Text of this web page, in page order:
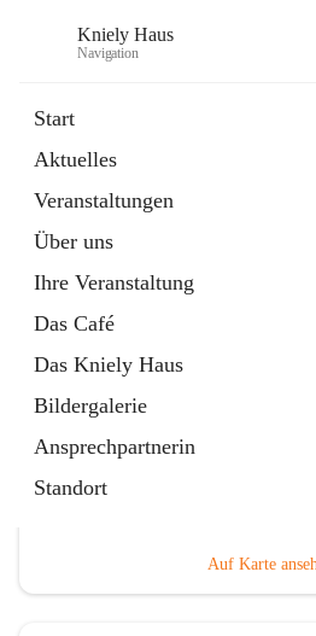
Kniely Haus
Navigation
Start
Aktuelles
Veranstaltungen
Über uns
Ihre Veranstaltung
Das Café
Das Kniely Haus
Bildergalerie
Ansprechpartnerin
Standort
Externe Webseite
in
Tab
Ö-Ticket
Externe Webseite
öffnet
in
neuem
Tab
Arnfelser Straße 10, 8463
Auf Karte